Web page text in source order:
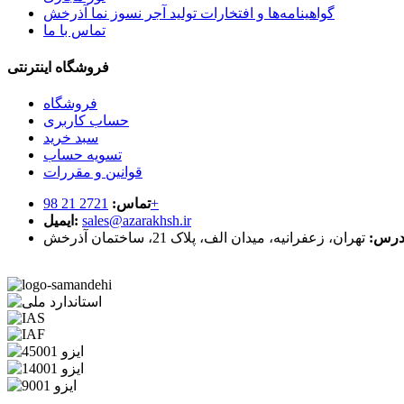
گواهینامه‌ها و افتخارات تولید آجر نسوز نما آذرخش
تماس با ما
فروشگاه اینترنتی
فروشگاه
حساب کاربری
سبد خرید
تسویه حساب
قوانین و مقررات
تماس:2721 21 98+
ایمیل: sales@azarakhsh.ir
تهران، زعفرانیه، میدان الف، پلاک 21، ساختمان آذرخش